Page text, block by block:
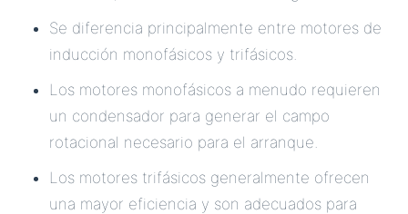
Se diferencia principalmente entre motores de
inducción monofásicos y trifásicos.
Los motores monofásicos a menudo requieren
un condensador para generar el campo
rotacional necesario para el arranque.
Los motores trifásicos generalmente ofrecen
una mayor eficiencia y son adecuados para